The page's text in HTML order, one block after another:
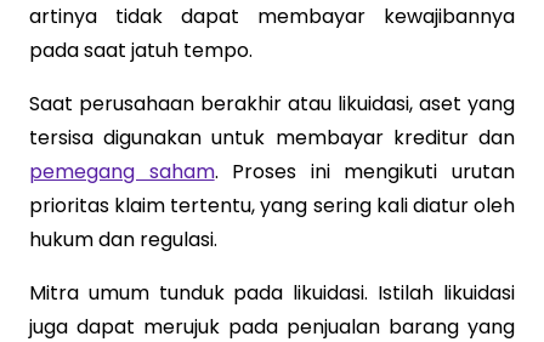
artinya tidak dapat membayar kewajibannya
pada saat jatuh tempo.
Saat perusahaan berakhir atau likuidasi, aset yang
tersisa digunakan untuk membayar kreditur dan
pemegang saham. Proses ini mengikuti urutan
prioritas klaim tertentu, yang sering kali diatur oleh
hukum dan regulasi.
Mitra umum tunduk pada likuidasi. Istilah likuidasi
juga dapat merujuk pada penjualan barang yang